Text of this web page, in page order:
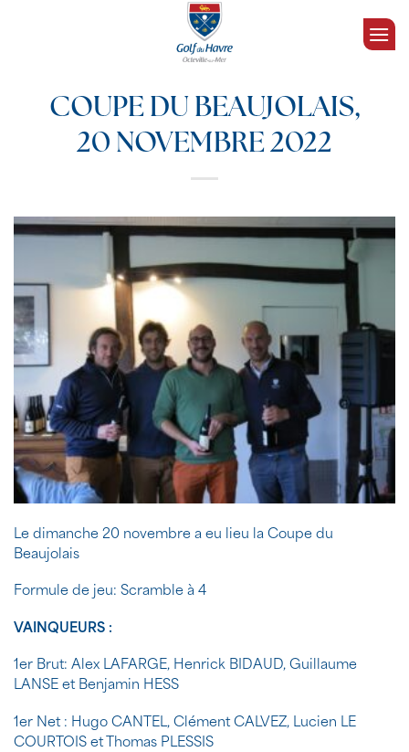
COUPE DU BEAUJOLAIS,
20 NOVEMBRE 2022
Le dimanche 20 novembre a eu lieu la Coupe du
Beaujolais
Formule de jeu: Scramble à 4
VAINQUEURS :
1er Brut: Alex LAFARGE, Henrick BIDAUD, Guillaume
LANSE et Benjamin HESS
1er Net : Hugo CANTEL, Clément CALVEZ, Lucien LE
COURTOIS et Thomas PLESSIS